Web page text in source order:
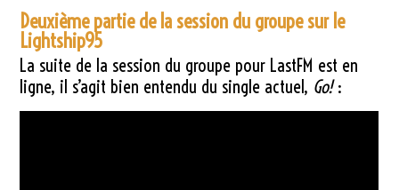
Deuxième partie de la session du groupe sur le
Lightship95
La suite de la session du groupe pour LastFM est en
ligne, il s’agit bien entendu du single actuel, Go!: